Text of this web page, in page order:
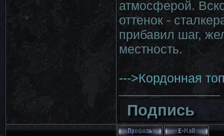
атмосферой.
оттенок -
прибавил шаг,
местность.
--->Кордонная
Подпись